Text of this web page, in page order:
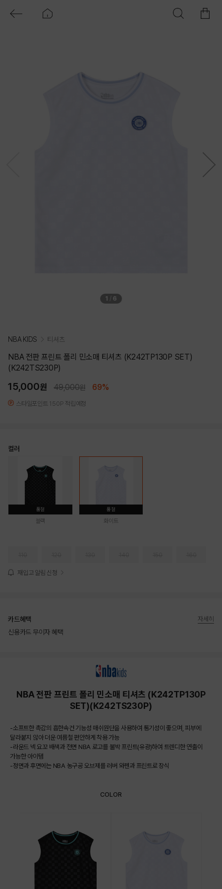
1 / 6
NBA KIDS 티셔츠
NBA 전판 프린트 폴리 민소매 티셔츠 (K242TP130P SET)
(K242TS230P)
15,000원 49,000원 69%
스타일포인트 150P 적립예정
컬러
품절
블랙
품절
화이트
재입고 알림 신청
카드혜택
신용카드 무이자 혜택
자세히
NBA 전판 프린트 폴리 민소매 티셔츠 (K242TP130P
SET)(K242TS230P)
-소프트한 촉감의 흡한속건 기능성 매쉬원단을 사용하여 통기성이 좋으며, 피부에
달라붙지 않아 더운 여름철 편안하게 착용 가능
-라운드 넥 요꼬 배색과 전면 NBA 로고를 불박 프린트(유광)하여 트렌디한 연출이
가능한 아이템
-정면과 후면에는 NBA 농구공 오브제를 러버 와펜과 프린트로 장식
COLOR